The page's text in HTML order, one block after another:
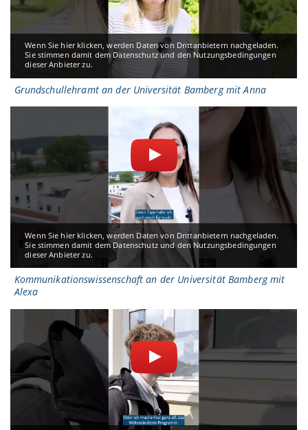
Wenn Sie hier klicken, werden Daten von Drittanbietern nachgeladen.
Sie stimmen damit dem Datenschutz und den Nutzungsbedingungen
dieser Anbieter zu.
Grundschullehramt an der Universität Bamberg mit Anna
Wenn Sie hier klicken, werden Daten von Drittanbietern nachgeladen.
Sie stimmen damit dem Datenschutz und den Nutzungsbedingungen
dieser Anbieter zu.
Kommunikationswissenschaft an der Universität Bamberg mit
Alexa